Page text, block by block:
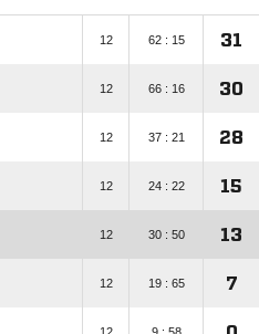
12 62 : 15 31
12 66 : 16 30
12 37 : 21 28
12 24 : 22 15
12 30 : 50 13
12 19 : 65 7